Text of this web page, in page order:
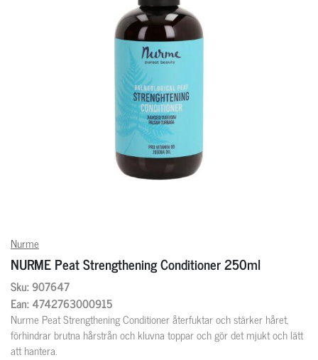
Nurme
NURME Peat Strengthening Conditioner 250ml
Sku: 907647
Ean: 4742763000915
Nurme Peat Strengthening Conditioner återfuktar och stärker håret,
förhindrar brutna hårstrån och kluvna toppar och gör det mjukt och lätt
att hantera.